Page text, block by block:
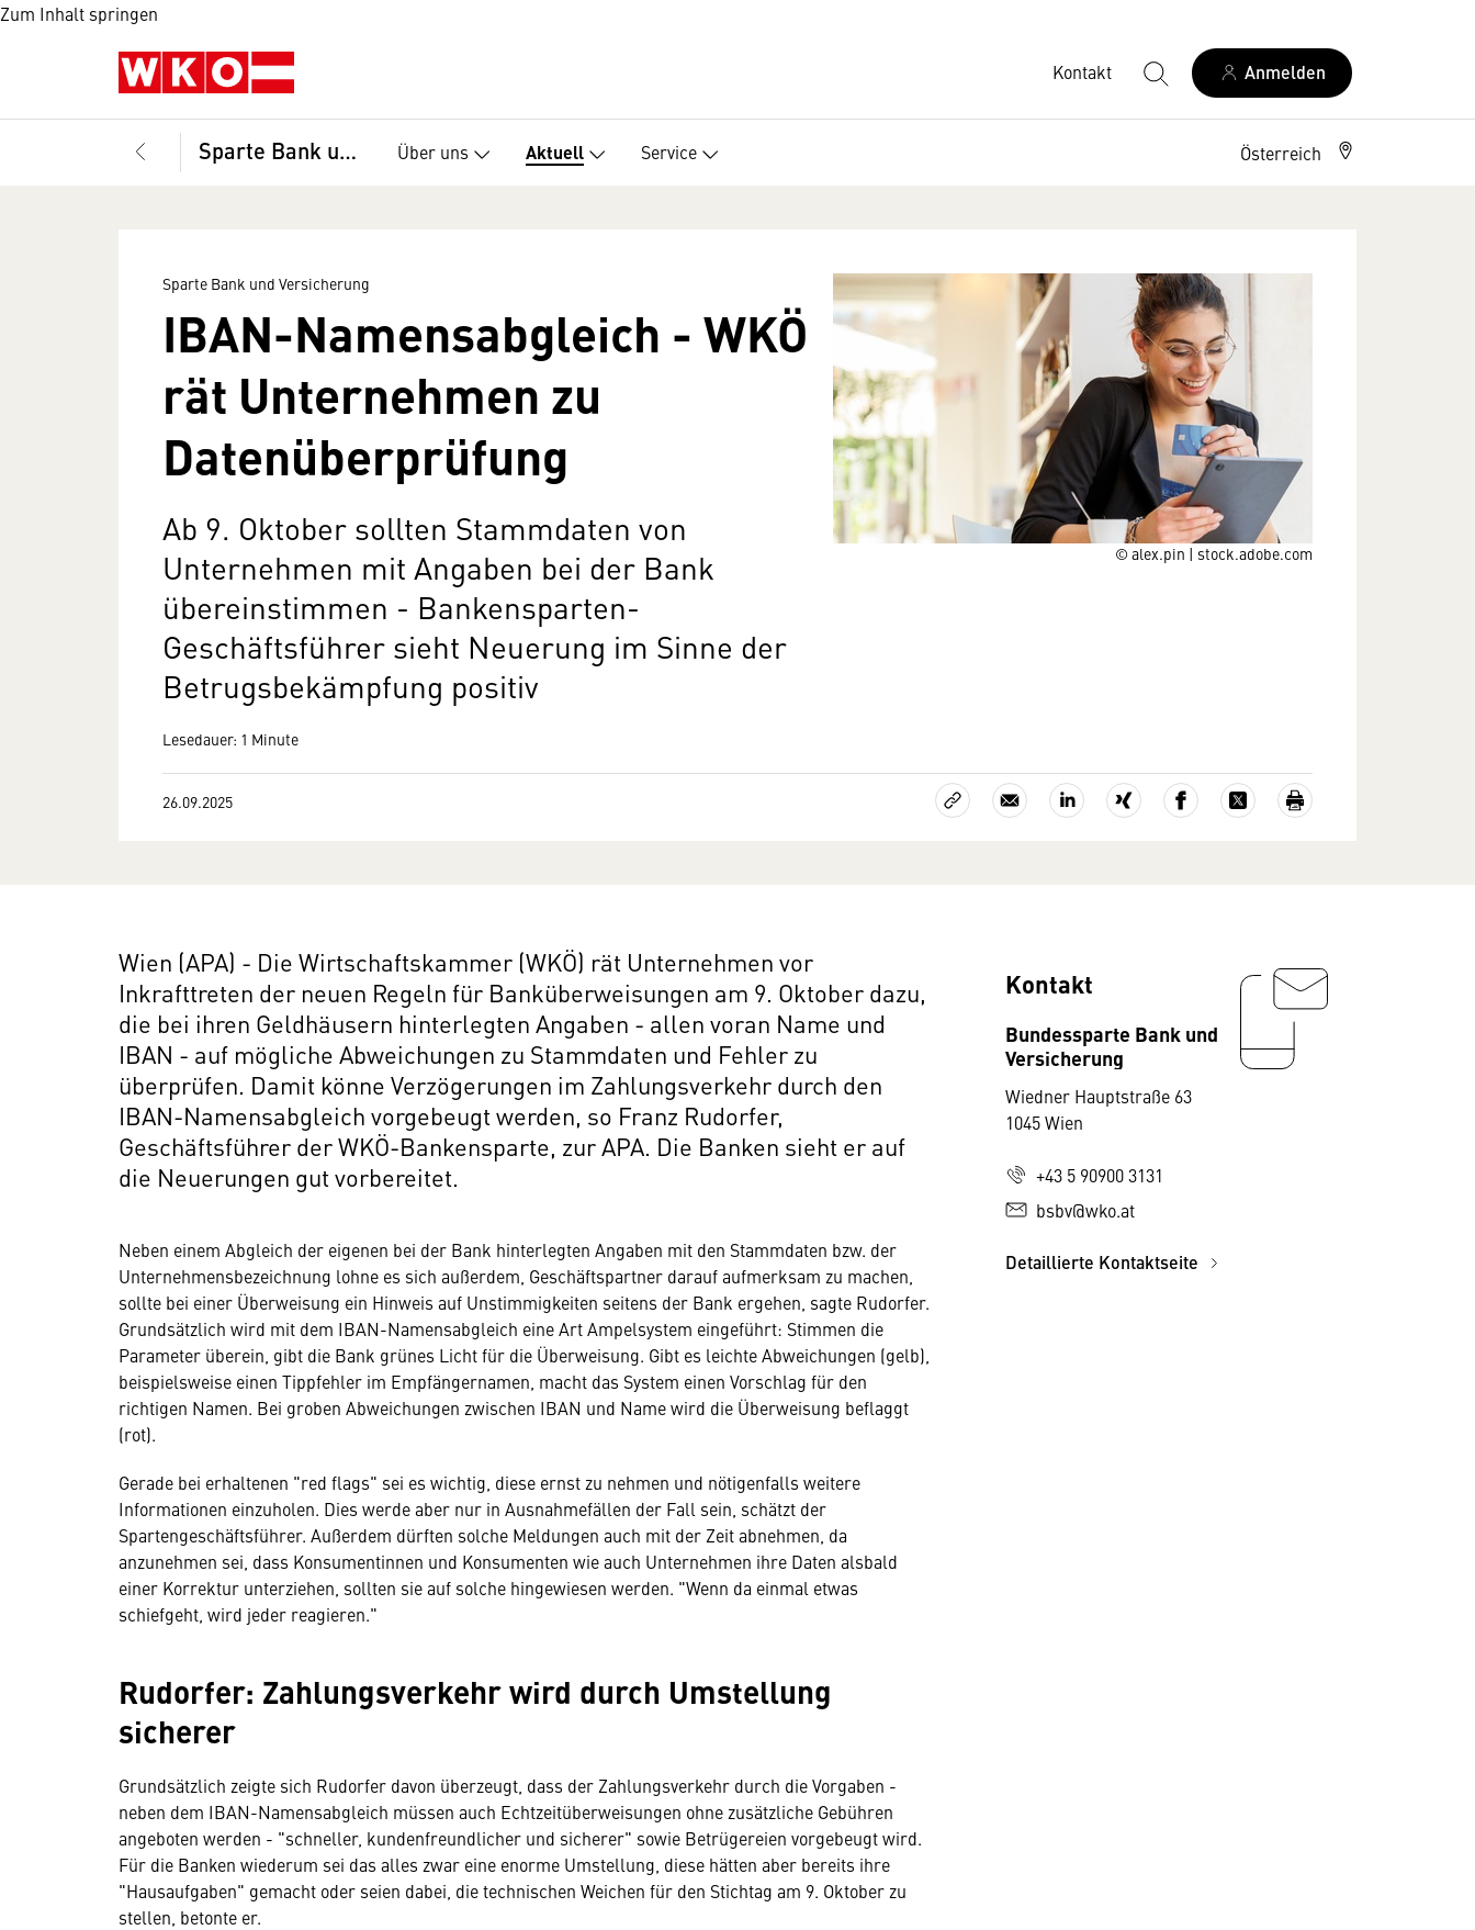
Zum Inhalt springen
Kontakt Anmelden
Sparte Bank und Versicherung Über uns Aktuell Service Österreich
© alex.pin | stock.adobe.com
Sparte Bank und Versicherung
IBAN-Namensabgleich - WKÖ
rät Unternehmen zu
Datenüberprüfung
Ab 9. Oktober sollten Stammdaten von
Unternehmen mit Angaben bei der Bank
übereinstimmen - Bankensparten-
Geschäftsführer sieht Neuerung im Sinne der
Betrugsbekämpfung positiv
Lesedauer: 1 Minute
26.09.2025
Wien (APA) - Die Wirtschaftskammer (WKÖ) rät Unternehmen vor
Inkrafttreten der neuen Regeln für Banküberweisungen am 9. Oktober dazu,
die bei ihren Geldhäusern hinterlegten Angaben - allen voran Name und
IBAN - auf mögliche Abweichungen zu Stammdaten und Fehler zu
überprüfen. Damit könne Verzögerungen im Zahlungsverkehr durch den
IBAN-Namensabgleich vorgebeugt werden, so Franz Rudorfer,
Geschäftsführer der WKÖ-Bankensparte, zur APA. Die Banken sieht er auf
die Neuerungen gut vorbereitet.
Neben einem Abgleich der eigenen bei der Bank hinterlegten Angaben mit den Stammdaten bzw. der
Unternehmensbezeichnung lohne es sich außerdem, Geschäftspartner darauf aufmerksam zu machen,
sollte bei einer Überweisung ein Hinweis auf Unstimmigkeiten seitens der Bank ergehen, sagte Rudorfer.
Grundsätzlich wird mit dem IBAN-Namensabgleich eine Art Ampelsystem eingeführt: Stimmen die
Parameter überein, gibt die Bank grünes Licht für die Überweisung. Gibt es leichte Abweichungen (gelb),
beispielsweise einen Tippfehler im Empfängernamen, macht das System einen Vorschlag für den
richtigen Namen. Bei groben Abweichungen zwischen IBAN und Name wird die Überweisung beflaggt
(rot).
Gerade bei erhaltenen "red flags" sei es wichtig, diese ernst zu nehmen und nötigenfalls weitere
Informationen einzuholen. Dies werde aber nur in Ausnahmefällen der Fall sein, schätzt der
Spartengeschäftsführer. Außerdem dürften solche Meldungen auch mit der Zeit abnehmen, da
anzunehmen sei, dass Konsumentinnen und Konsumenten wie auch Unternehmen ihre Daten alsbald
einer Korrektur unterziehen, sollten sie auf solche hingewiesen werden. "Wenn da einmal etwas
schiefgeht, wird jeder reagieren."
Rudorfer: Zahlungsverkehr wird durch Umstellung
sicherer
Grundsätzlich zeigte sich Rudorfer davon überzeugt, dass der Zahlungsverkehr durch die Vorgaben -
neben dem IBAN-Namensabgleich müssen auch Echtzeitüberweisungen ohne zusätzliche Gebühren
angeboten werden - "schneller, kundenfreundlicher und sicherer" sowie Betrügereien vorgebeugt wird.
Für die Banken wiederum sei das alles zwar eine enorme Umstellung, diese hätten aber bereits ihre
"Hausaufgaben" gemacht oder seien dabei, die technischen Weichen für den Stichtag am 9. Oktober zu
stellen, betonte er.
Kontakt
Bundessparte Bank und
Versicherung
Wiedner Hauptstraße 63
1045 Wien
+43 5 90900 3131
bsbv@wko.at
Detaillierte Kontaktseite